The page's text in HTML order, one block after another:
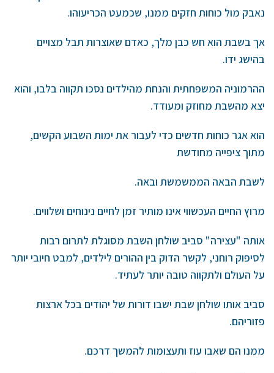
נאבק מול כוחות חזקים ממנו, שכמעט הכריעוהו.
אך בשבת הוא חש כבן מלך, כאדם שאוצרות תבל מצויים
בהישג ידו.
ההרמוניה המשפחתית והנחת מהילדים נסכו תקווה בלבו, והוא
יצא מהשבת מחוזק ומעודד.
הוא אגר כוחות חדשים כדי לעבור את ימות השבוע הקשים,
מתוך ציפייה מחודשת
לשבת הבאה הממשמשת ובאה.
מרוץ החיים העכשווי אינו מותיר זמן לחיים נינוחים ושלווים.
אותה "עצירה" סביב שולחן השבת מסוגלת לתרום רבות
לסיפוק רוחני, לקשר הדוק בין ההורים לילדים, למבט חיובי יותר
על העולם ולתקווה טובה יותר לעתיד.
סביב אותו שולחן שבת ישבו דורות של יהודים בכל ארצות
פזוריהם.
ממנו הם שאבו עוז ותעצומות להמשך דרכם.